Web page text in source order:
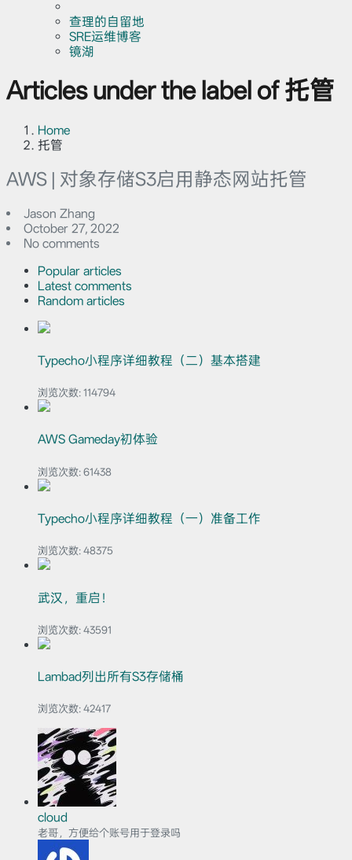
查理的自留地
SRE运维博客
镜湖
Articles under the label of 托管
Home
托管
AWS | 对象存储S3启用静态网站托管
Jason Zhang
October 27, 2022
No comments
Popular articles
Latest comments
Random articles
Typecho小程序详细教程（二）基本搭建
浏览次数: 114794
AWS Gameday初体验
浏览次数: 61438
Typecho小程序详细教程（一）准备工作
浏览次数: 48375
武汉，重启！
浏览次数: 43591
Lambad列出所有S3存储桶
浏览次数: 42417
cloud
老哥，方便给个账号用于登录吗